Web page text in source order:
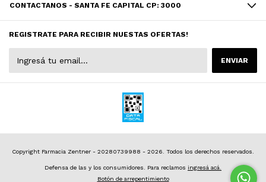
CONTACTANOS - SANTA FE CAPITAL CP: 3000
REGISTRATE PARA RECIBIR NUESTAS OFERTAS!
Copyright Farmacia Zentner - 20280739988 - 2026. Todos los derechos reservados.
Defensa de las y los consumidores. Para reclamos ingresá acá.
Botón de arrepentimiento